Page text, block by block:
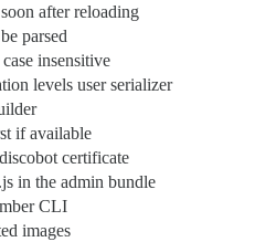
after reloading
parsed
insensitive
levels user serializer
if available
certificate
in the admin bundle
CLI
images